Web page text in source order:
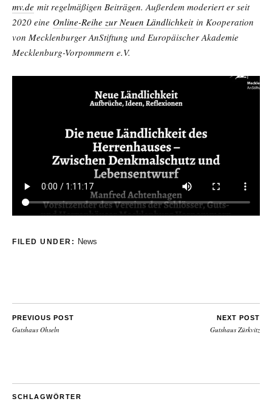
mv.de mit regelmäßigen Beiträgen. Außerdem moderiert er seit
2020 eine Online-Reihe zur Neuen Ländlichkeitin Kooperation
von Mecklenburger AnStiftung und Europäischer Akademie
Mecklenburg-Vorpommern e.V.
FILED UNDER: News
PREVIOUS POST
Gutshaus Ohseln
NEXT POST
Gutshaus Zürkvitz
SCHLAGWÖRTER